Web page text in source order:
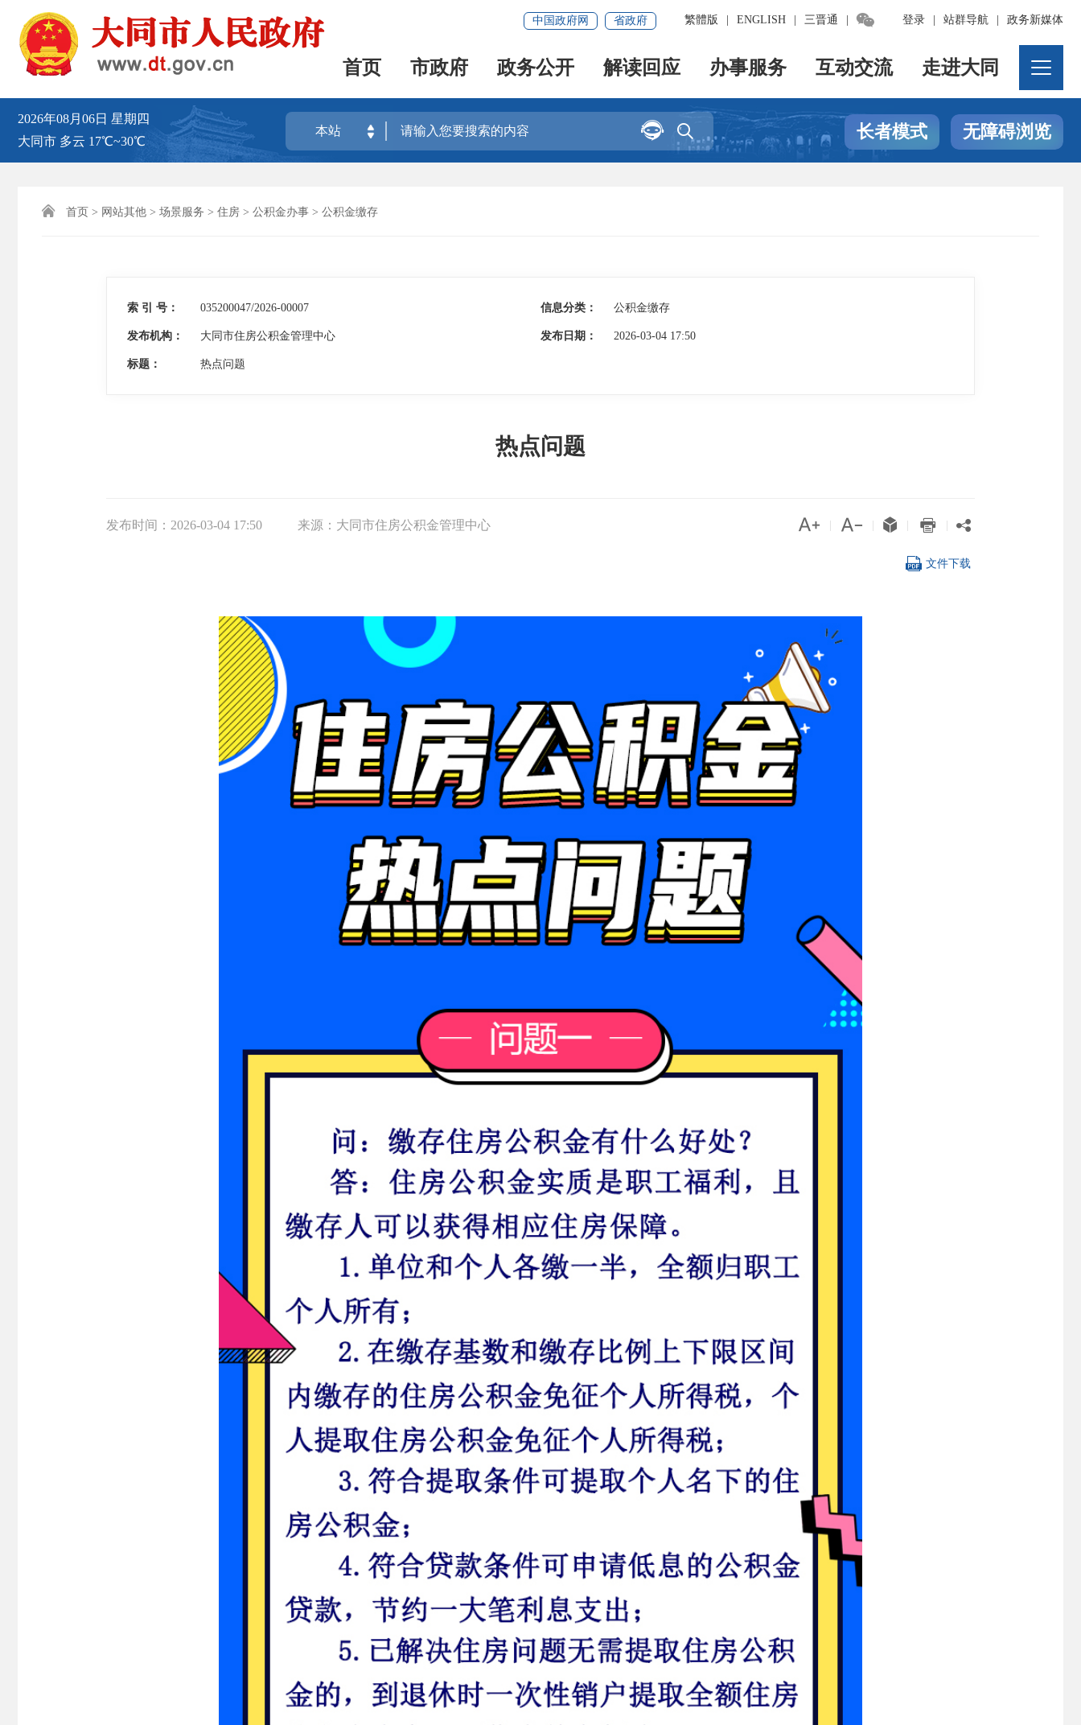
登录 站群导航 政务新媒体
繁體版 ENGLISH 三晋通 
中国政府网 省政府
首页 市政府 政务公开 解读回应 办事服务 互动交流 走进大同
2026年08月06日 星期四
大同市 多云 17℃~30℃
本站 
 长者模式 无障碍浏览
 首页 > 网站其他 > 场景服务 > 住房 > 公积金办事 > 公积金缴存
索 引 号： 035200047/2026-00007 信息分类： 公积金缴存
发布机构： 大同市住房公积金管理中心 发布日期： 2026-03-04 17:50
标题： 热点问题
热点问题
发布时间： 2026-03-04 17:50 来源： 大同市住房公积金管理中心     
 文件下载